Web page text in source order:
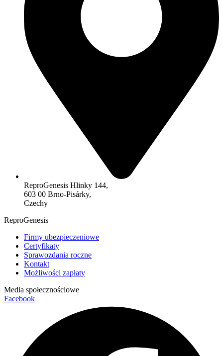
ReproGenesis Hlinky 144,
603 00 Brno-Pisárky,
Czechy
ReproGenesis
Firmy ubezpieczeniowe
Certyfikaty
Sprawozdania roczne
Kontakt
Możliwości zapłaty
Media społecznościowe
Facebook